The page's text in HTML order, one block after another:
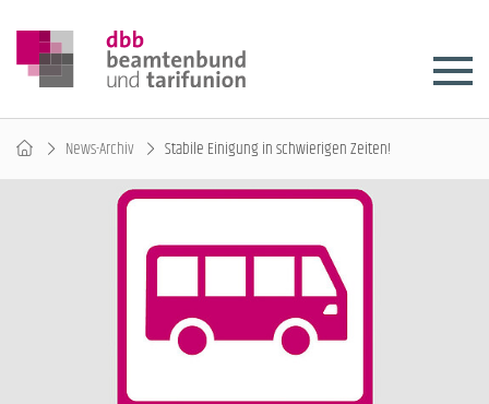
News-Archiv Stabile Einigung in schwierigen Zeiten!